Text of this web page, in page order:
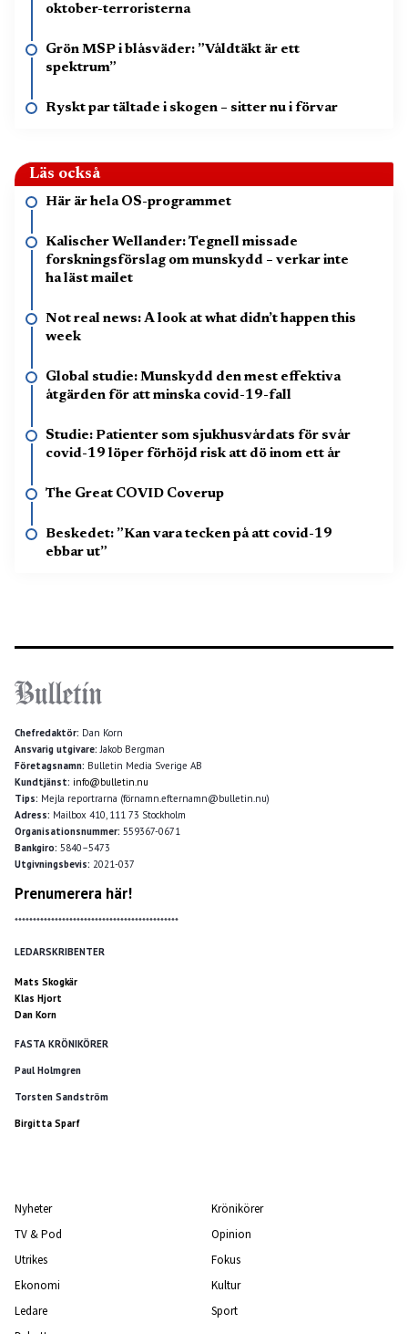
oktober-terroristerna
Grön MSP i blåsväder: ”Våldtäkt är ett
spektrum”
Ryskt par tältade i skogen – sitter nu i förvar
Läs också
Här är hela OS-programmet
Kalischer Wellander: Tegnell missade
forskningsförslag om munskydd – verkar inte
ha läst mailet
Not real news: A look at what didn’t happen this
week
Global studie: Munskydd den mest effektiva
åtgärden för att minska covid-19-fall
Studie: Patienter som sjukhusvårdats för svår
covid-19 löper förhöjd risk att dö inom ett år
The Great COVID Coverup
Beskedet: ”Kan vara tecken på att covid-19
ebbar ut”
Chefredaktör: Dan Korn
Ansvarig utgivare:Jakob Bergman
Företagsnamn: Bulletin Media Sverige AB
Kundtjänst: info@bulletin.nu
Tips: Mejla reportrarna (förnamn.efternamn@bulletin.nu)
Adress: Mailbox 410, 111 73 Stockholm
Organisationsnummer: 559367-0671
Bankgiro: 5840–5473
Utgivningsbevis: 2021-037
Prenumerera här!
*********************************************
LEDARSKRIBENTER
Mats Skogkär
Klas Hjort
Dan Korn
FASTA KRÖNIKÖRER
Paul Holmgren
Torsten Sandström
Birgitta Sparf
Nyheter
TV & Pod
Utrikes
Ekonomi
Ledare
Krönikörer
Opinion
Fokus
Kultur
Sport